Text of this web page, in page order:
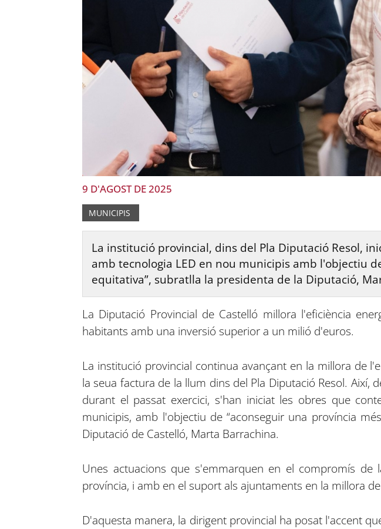
9 D'AGOST DE 2025
MUNICIPIS
La institució provincial, dins del Pla Diputació Resol,
amb tecnologia LED en nou municipis amb l'objectiu
equitativa”, subratlla la presidenta de la Diputació,
La Diputació Provincial de Castelló millora l'eficiència
habitants amb una inversió superior a un milió d'euros.
La institució provincial continua avançant en la millora de
la seua factura de la llum dins del Pla Diputació Resol.
durant el passat exercici, s'han iniciat les obres que
municipis, amb l'objectiu de “aconseguir una província
Diputació de Castelló, Marta Barrachina.
Unes actuacions que s'emmarquen en el compromís
província, i amb en el suport als ajuntaments en la millora
D'aquesta manera, la dirigent provincial ha posat l'accent